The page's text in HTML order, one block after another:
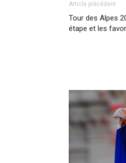
Article précédent
Tour des Alpes
étape et les